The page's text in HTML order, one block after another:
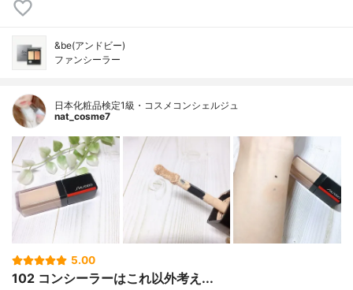
&be(アンドビー)
ファンシーラー
日本化粧品検定1級・コスメコンシェルジュ
nat_cosme7
5.00
102 コンシーラーはこれ以外考え...